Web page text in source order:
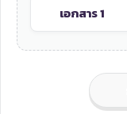
เอกสาร 1